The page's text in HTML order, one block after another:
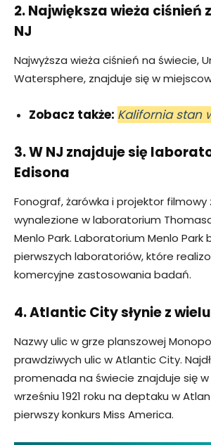
2. Największa wieża ciśnień
NJ
Najwyższa wieża ciśnień na świecie,
Watersphere, znajduje się w
Zobacz także: Kalifornia stan
3. W NJ znajduje się
Edisona
Fonograf, żarówka i projektor filmowy
wynalezione w laboratorium
Menlo Park. Laboratorium Menlo Park
pierwszych laboratoriów, które
komercyjne zastosowania badań.
4. Atlantic City słynie z
Nazwy ulic w grze planszowej
prawdziwych ulic w Atlantic City.
promenada na świecie znajduje się
wrześniu 1921 roku na deptaku w
pierwszy konkurs Miss America.